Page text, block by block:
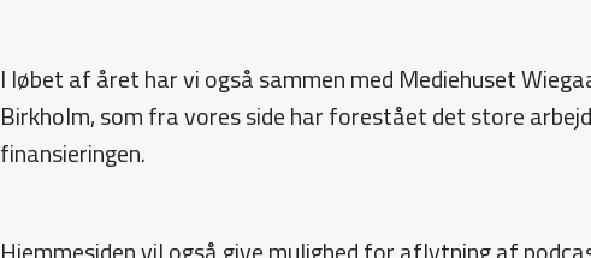
I løbet af året har vi også sammen med Mediehuset
Birkholm, som fra vores side har forestået det store
finansieringen.